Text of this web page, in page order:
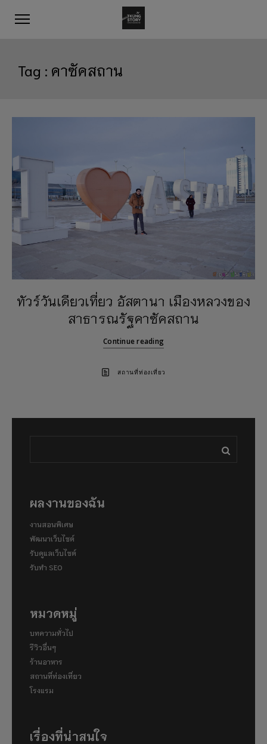
Tag : คาซัคสถาน
ทัวร์วันเดียวเที่ยว อัสตานา เมืองหลวงของ
สาธารณรัฐคาซัคสถาน
Continue reading
สถานที่ท่องเที่ยว
ผลงานของฉัน
งานสอนพิเศษ
พัฒนาเว็บไซต์
รับดูแลเว็บไซต์
รับทำ SEO
หมวดหมู่
บทความทั่วไป
รีวิวอื่นๆ
ร้านอาหาร
สถานที่ท่องเที่ยว
โรงแรม
เรื่องที่น่าสนใจ